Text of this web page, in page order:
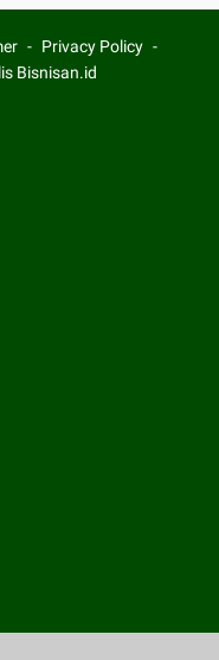
Privacy Policy
Bisnisan.id